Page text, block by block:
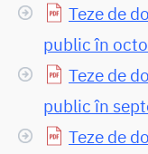
Teze de
public în
Teze de
public în
Teze de